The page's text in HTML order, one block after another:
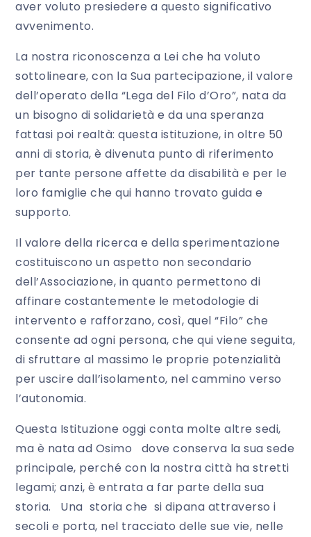
aver voluto presiedere a questo significativo
avvenimento.
La nostra riconoscenza a Lei che ha voluto
sottolineare, con la Sua partecipazione, il valore
dell’operato della “Lega del Filo d’Oro”, nata da
un bisogno di solidarietà e da una speranza
fattasi poi realtà: questa istituzione, in oltre 50
anni di storia, è divenuta punto di riferimento
per tante persone affette da disabilità e per le
loro famiglie che qui hanno trovato guida e
supporto.
Il valore della ricerca e della sperimentazione
costituiscono un aspetto non secondario
dell’Associazione, in quanto permettono di
affinare costantemente le metodologie di
intervento e rafforzano, così, quel “Filo” che
consente ad ogni persona, che qui viene seguita,
di sfruttare al massimo le proprie potenzialità
per uscire dall’isolamento, nel cammino verso
l’autonomia.
Questa Istituzione oggi conta molte altre sedi,
ma è nata ad Osimo dove conserva la sua sede
principale, perché con la nostra città ha stretti
legami; anzi, è entrata a far parte della sua
storia. Una storia che si dipana attraverso i
secoli e porta, nel tracciato delle sue vie, nelle